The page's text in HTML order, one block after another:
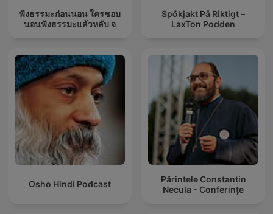
ฟังธรรมะก่อนนอน ใครชอบ
นอนฟังธรรมะแล้วหลับ จ
Spökjakt På Riktigt –
LaxTon Podden
Osho Hindi Podcast
Părintele Constantin
Necula - Conferințe